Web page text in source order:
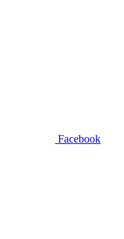
Facebook